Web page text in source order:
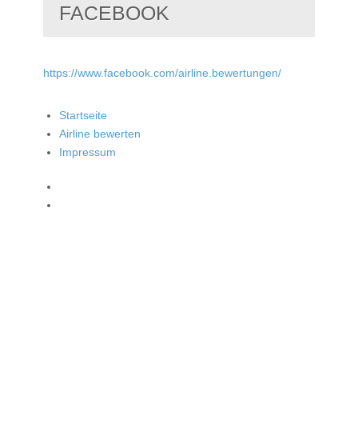
FACEBOOK
https://www.facebook.com/airline.bewertungen/
Startseite
Airline bewerten
Impressum